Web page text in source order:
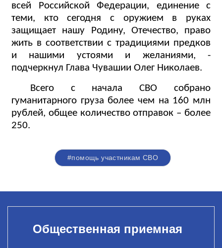
всей Российской Федерации, единение с
теми, кто сегодня с оружием в руках
защищает нашу Родину, Отечество, право
жить в соответствии с традициями предков
и нашими устоями и желаниями, -
подчеркнул Глава Чувашии Олег Николаев.
Всего с начала СВО собрано
гуманитарного груза более чем на 160 млн
рублей, общее количество отправок – более
250.
#помощь участникам СВО
Общественная приемная